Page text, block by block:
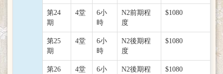
第24
期
4堂
6小
時
N2前期程
度
$1080
第25
期
4堂
6小
時
N2後期程
度
$1080
第26
4堂
6小
N2後期程
$1080